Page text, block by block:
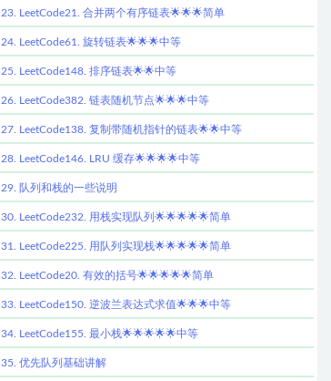
23. LeetCode21. 合并两个有序链表🌟🌟🌟简单
24. LeetCode61. 旋转链表🌟🌟🌟中等
25. LeetCode148. 排序链表🌟🌟中等
26. LeetCode382. 链表随机节点🌟🌟🌟中等
27. LeetCode138. 复制带随机指针的链表🌟🌟中等
28. LeetCode146. LRU 缓存🌟🌟🌟🌟中等
29. 队列和栈的一些说明
30. LeetCode232. 用栈实现队列🌟🌟🌟🌟🌟简单
31. LeetCode225. 用队列实现栈🌟🌟🌟🌟🌟简单
32. LeetCode20. 有效的括号🌟🌟🌟🌟🌟简单
33. LeetCode150. 逆波兰表达式求值🌟🌟🌟中等
34. LeetCode155. 最小栈🌟🌟🌟🌟🌟中等
35. 优先队列基础讲解